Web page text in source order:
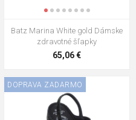
Batz Marina White gold Dámske
zdravotné šľapky
65,06 €
DOPRAVA ZADARMO